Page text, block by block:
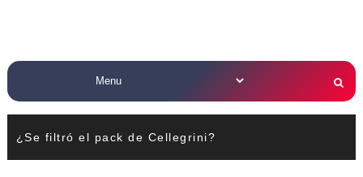
¿Se filtró el pack de Cellegrini?